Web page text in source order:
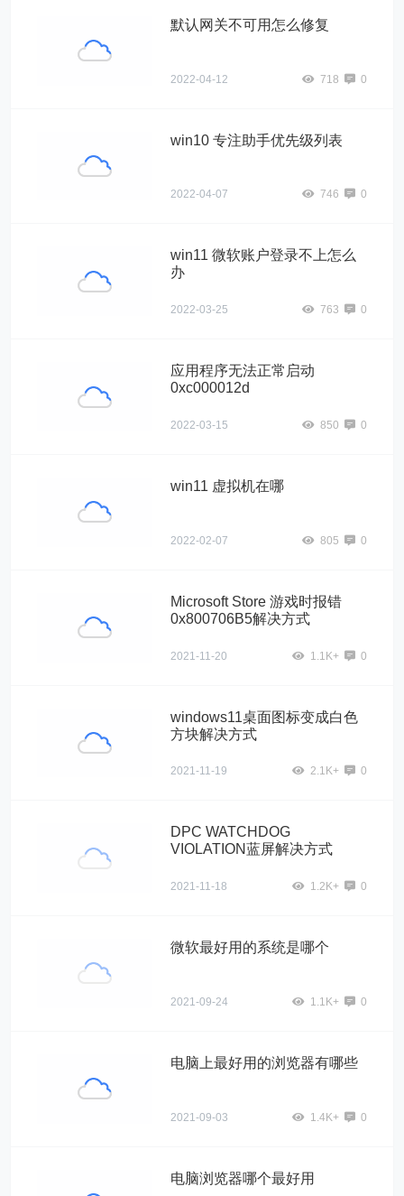
默认网关不可用怎么修复
2022-04-12 718 0
win10 专注助手优先级列表
2022-04-07 746 0
win11 微软账户登录不上怎么
办
2022-03-25 763 0
应用程序无法正常启动
0xc000012d
2022-03-15 850 0
win11 虚拟机在哪
2022-02-07 805 0
Microsoft Store 游戏时报错
0x800706B5解决方式
2021-11-20 1.1K+ 0
windows11桌面图标变成白色
方块解决方式
2021-11-19 2.1K+ 0
DPC WATCHDOG
VIOLATION蓝屏解决方式
2021-11-18 1.2K+ 0
微软最好用的系统是哪个
2021-09-24 1.1K+ 0
电脑上最好用的浏览器有哪些
2021-09-03 1.4K+ 0
电脑浏览器哪个最好用